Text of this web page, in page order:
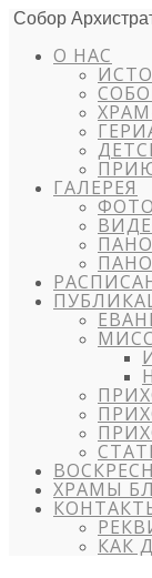
Собор
О НАС
ГАЛЕРЕЯ
ФОТО
ХРАМЫ
КАК